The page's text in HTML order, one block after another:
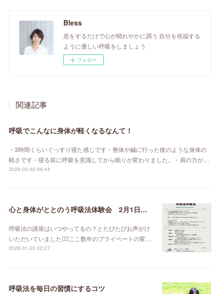
Bless
息をするだけで心が晴れやかに調う 自分を祝福する
ように優しい呼吸をしましょう
フォロー
関連記事
呼吸でこんなに身体が軽くなるなんて！
・3時間くらいぐっすり寝た感じです・整体や鍼に行った後のような身体の
軽さです・寝る前に呼吸を意識してから眠りが変わりました。・肩の力が…
2026.02.02 06:44
心と身体がととのう呼吸法体験会 2月1日（日）
呼吸法の講座はいつやってるの？とたびたびお声がけ
いただいていました🙇‍♀️ここ数年のプライベートの変…
2026.01.25 02:27
呼吸法を毎日の習慣にするコツ